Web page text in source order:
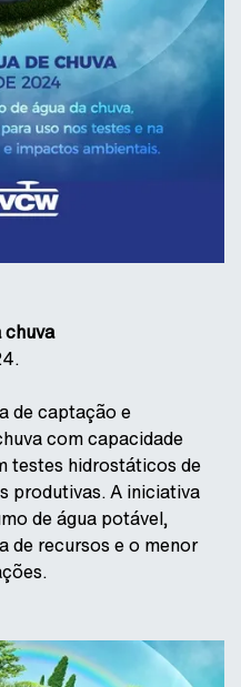
chuva
de captação e
com capacidade
testes hidrostáticos de
produtivas. A iniciativa
de água potável,
de recursos e o menor